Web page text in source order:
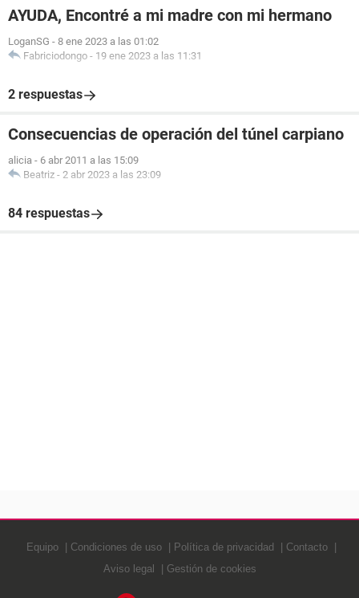
AYUDA, Encontré a mi madre con mi hermano
LoganSG - 8 ene 2023 a las 01:02
Fabriciodongo - 19 ene 2023 a las 11:31
2 respuestas
Consecuencias de operación del túnel carpiano
alicia - 6 abr 2011 a las 15:09
Beatriz - 2 abr 2023 a las 23:09
84 respuestas
Equipo Condiciones de uso Política de privacidad
Contacto
Aviso legal
Gestión de cookies